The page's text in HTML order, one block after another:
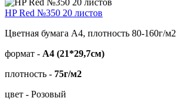
HP Red №350 20 листов
Цветная бумага А4, плотность 80-160г/м2
формат - А4 (21*29,7см)
плотность - 75г/м2
цвет - Розовый